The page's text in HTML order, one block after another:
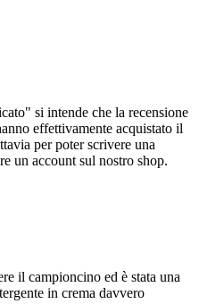
si intende che la recensione
effettivamente acquistato il
per poter scrivere una
un account sul nostro shop.
il campioncino ed è stata una
in crema davvero